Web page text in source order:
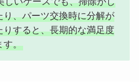
り、パーツ交換時に分解が
りすると、長期的な満足度
す。